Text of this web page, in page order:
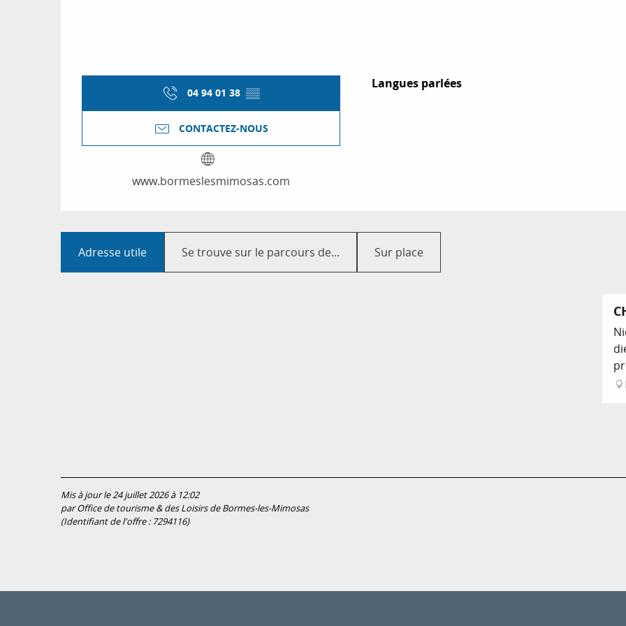
04 94 01 38 ▒▒
CONTACTEZ-NOUS
www.bormeslesmimosas.com
Langues parlées
Langues parlées
Adresse utile Se trouve sur le parcours de... Sur place
Mis à jour le 24 juillet 2026 à 12:02
par Office de tourisme & des Loisirs de Bormes-les-Mimosas
(Identifiant de l'offre : 7294116)